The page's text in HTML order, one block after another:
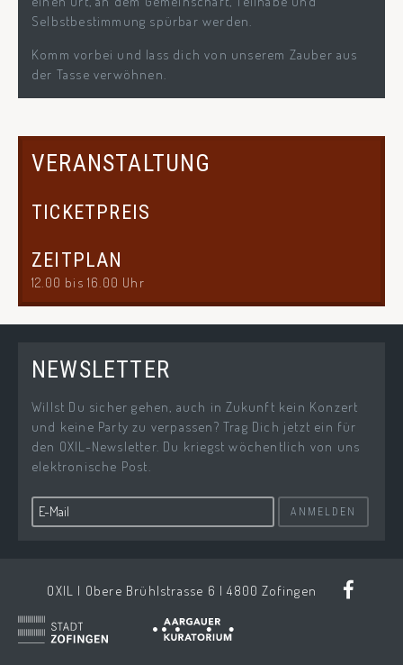
Selbstbestimmung spürbar werden.
Komm vorbei und lass dich von unserem Zauber aus
der Tasse verwöhnen.
VERANSTALTUNG
TICKETPREIS
ZEITPLAN
12.00 bis 16.00 Uhr
NEWSLETTER
Willst Du sicher gehen, auch in Zukunft kein Konzert
und keine Party zu verpassen? Trag Dich jetzt ein für
den OXIL-Newsletter. Du kriegst wöchentlich von uns
elektronische Post.
ANMELDEN
OXIL | Obere Brühlstrasse 6 | 4800 Zofingen